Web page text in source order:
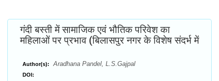
गंदी बस्ती में सामाजिक एवं भौतिक परिवेश का
महिलाओं पर प्रभाव (बिलासपुर नगर के विशेष संदर्भ में
Author(s): Aradhana Pandel, L.S.Gajpal
DOI: